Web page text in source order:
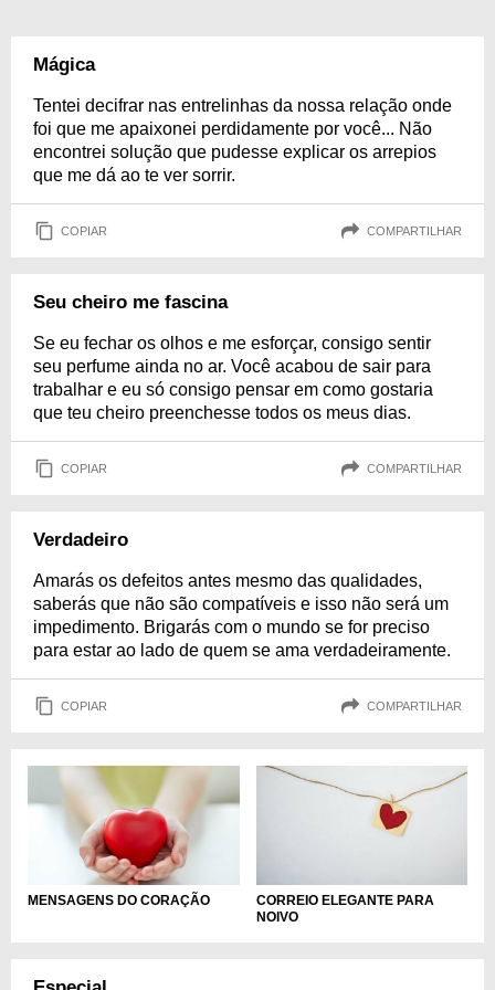
Mágica
Tentei decifrar nas entrelinhas da nossa relação onde
foi que me apaixonei perdidamente por você... Não
encontrei solução que pudesse explicar os arrepios
que me dá ao te ver sorrir.
COPIAR COMPARTILHAR
Seu cheiro me fascina
Se eu fechar os olhos e me esforçar, consigo sentir
seu perfume ainda no ar. Você acabou de sair para
trabalhar e eu só consigo pensar em como gostaria
que teu cheiro preenchesse todos os meus dias.
COPIAR COMPARTILHAR
Verdadeiro
Amarás os defeitos antes mesmo das qualidades,
saberás que não são compatíveis e isso não será um
impedimento. Brigarás com o mundo se for preciso
para estar ao lado de quem se ama verdadeiramente.
COPIAR COMPARTILHAR
MENSAGENS DO CORAÇÃO
CORREIO ELEGANTE PARA
NOIVO